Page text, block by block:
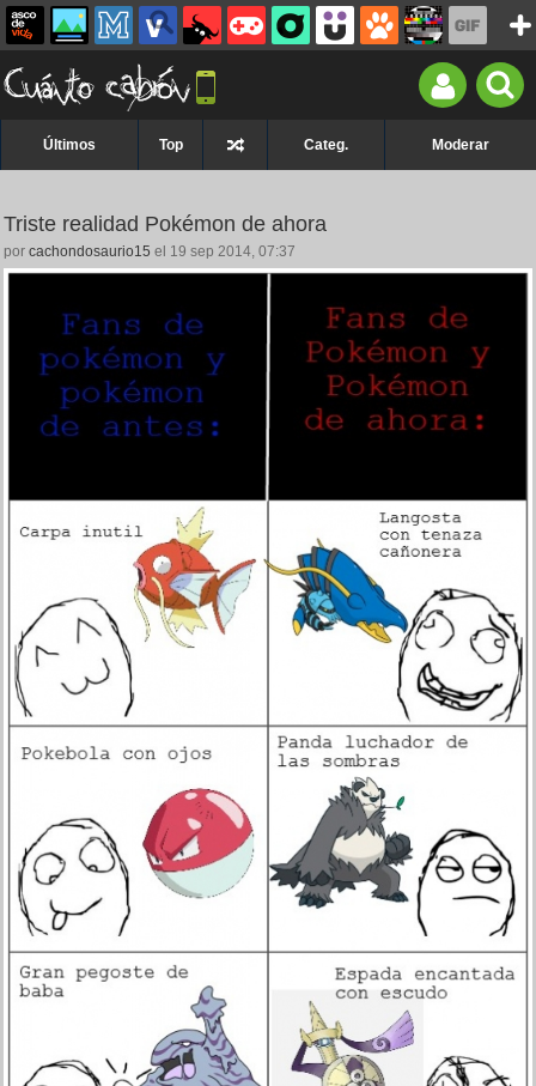
Últimos Top Categ. Moderar
Triste realidad Pokémon de ahora
por cachondosaurio15 el 19 sep 2014, 07:37